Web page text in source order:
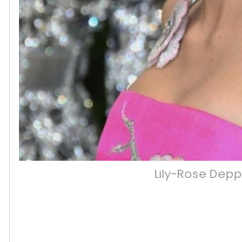
Lily-Rose Depp